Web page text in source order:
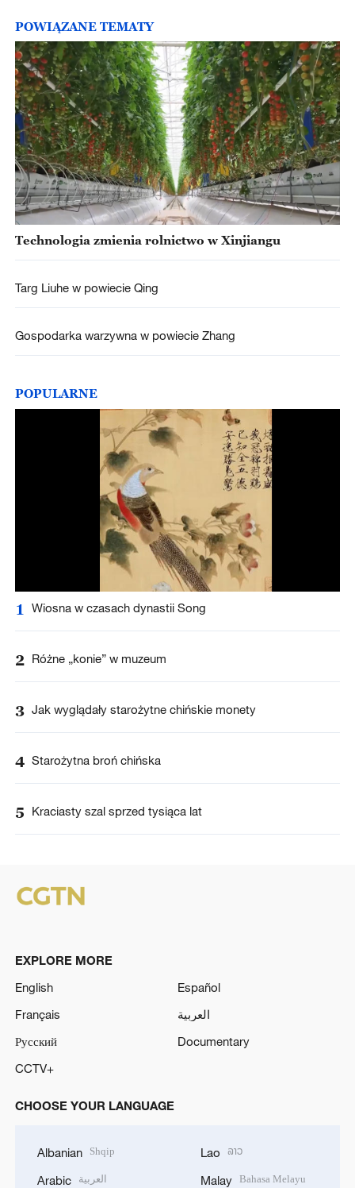
POWIĄZANE TEMATY
Technologia zmienia rolnictwo w Xinjiangu
Targ Liuhe w powiecie Qing
Gospodarka warzywna w powiecie Zhang
POPULARNE
1 Wiosna w czasach dynastii Song
2 Różne „konie” w muzeum
3 Jak wyglądały starożytne chińskie monety
4 Starożytna broń chińska
5 Kraciasty szal sprzed tysiąca lat
EXPLORE MORE
English
Español
Français
العربية
Русский
Documentary
CCTV+
CHOOSE YOUR LANGUAGE
Albanian Shqip
Arabic العربية
Lao ລາວ
Malay Bahasa Melayu